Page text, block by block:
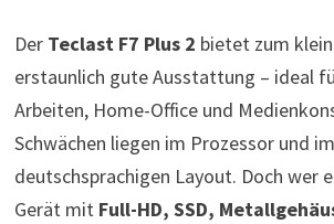
Der Teclast F7 Plus 2 bietet zum
erstaunlich gute Ausstattung – ideal
Arbeiten, Home-Office und
Schwächen liegen im Prozessor und
deutschsprachigen Layout. Doch wer
Gerät mit Full-HD, SSD,